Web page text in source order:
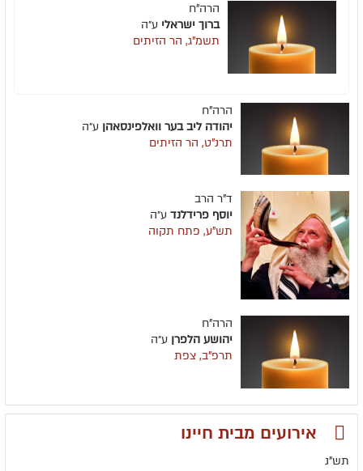
הרה"ח
ברוך ישראלי ע״ה
תשמ"ג, הר הזיתים
הרה"ח
יהודה ליב בער וואלפינסאהן ע״ה
תרנ"ט, הר הזיתים
ד"ר הרב
יוסף פרידלנד ע״ה
תש"ע, פתח תקוה
הרה"ח
יהושע הלפרן ע״ה
תרפ"ב, צפת
אירועים מבית חיינו
תש"נ